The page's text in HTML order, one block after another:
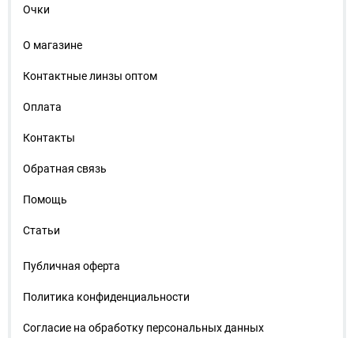
Очки
О магазине
Контактные линзы оптом
Оплата
Контакты
Обратная связь
Помощь
Статьи
Публичная оферта
Политика конфиденциальности
Согласие на обработку персональных данных